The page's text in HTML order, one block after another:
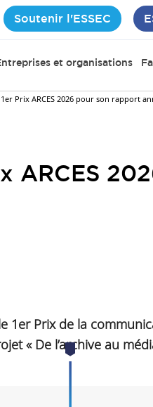
Soutenir l'ESSEC
et organisations
1er Prix ARCES 2026 pour son rapport
ARCES
1er Prix de la
« De l’archive au